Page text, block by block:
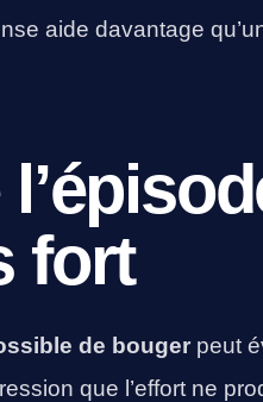
aide davantage
fort
de bouger peut
que l’effort ne